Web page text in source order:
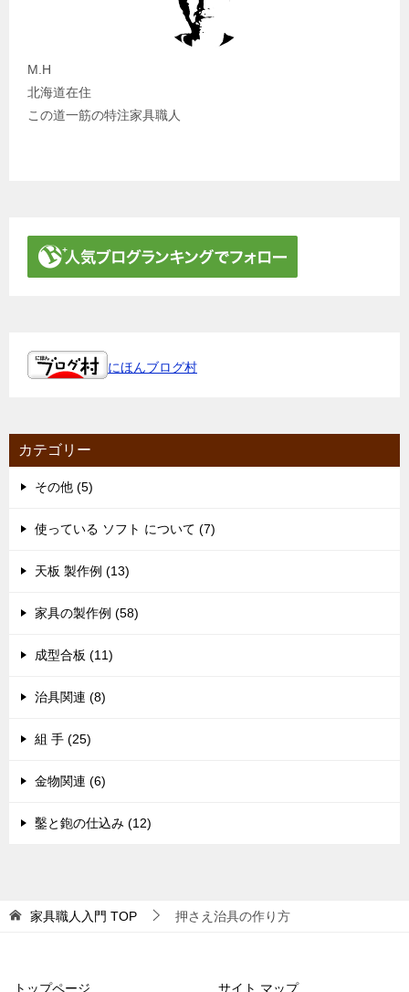
M.H
北海道在住
この道一筋の特注家具職人
にほんブログ村
カテゴリー
その他 (5)
使っている ソフト について (7)
天板 製作例 (13)
家具の製作例 (58)
成型合板 (11)
治具関連 (8)
組 手 (25)
金物関連 (6)
鑿と鉋の仕込み (12)
家具職人入門 TOP 押さえ治具の作り方
トップページ サイト マップ